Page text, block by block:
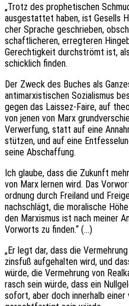
„Trotz des prophe­ti­schen
ausge­stat­tet haben, ist Gesells
cher Spra­che geschrie­ben,
schaft­li­che­ren, erreg­te­ren
Gerech­tig­keit durch­strömt ist,
schick­lich finden.
Der Zweck des Buches als
anti­mar­xis­ti­schen Sozia­lis­mus
gegen das Lais­sez-Faire, auf
von jenen von Marx
Verwer­fung, statt auf eine
stüt­zen, und auf eine
seine Abschaffung.
Ich glaube, dass die Zukunft
von Marx lernen wird. Das
ord­nung durch Frei­land und
nach­schlägt, die mora­li­sche
den Marxis­mus ist nach meiner
Vorworts zu finden.“ (…)
„Er legt dar, dass die
zins­fuß aufge­hal­ten wird, und
würde, die Vermeh­rung von
rasch sein würde, dass ein
sofort, aber doch inner­halb